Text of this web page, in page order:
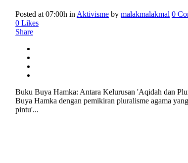
Posted at 07:00h in Aktivisme by malakmalakmal 0
0 Likes
Share
Buku Buya Hamka: Antara Kelurusan 'Aqidah dan
Buya Hamka dengan pemikiran pluralisme agama
pintu'...